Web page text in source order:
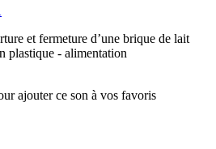
et fermeture d’une brique de lait
plastique - alimentation